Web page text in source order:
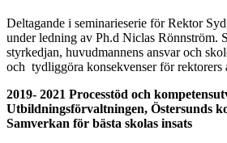
Deltagande i seminarieserie för Rektor
under ledning av Ph.d Niclas Rönnström.
styrkedjan, huvudmannens ansvar och
och tydliggöra konsekvenser för rektorers
2019- 2021 Processtöd och
Utbildningsförvaltningen, Östersunds
Samverkan för bästa skolas insats